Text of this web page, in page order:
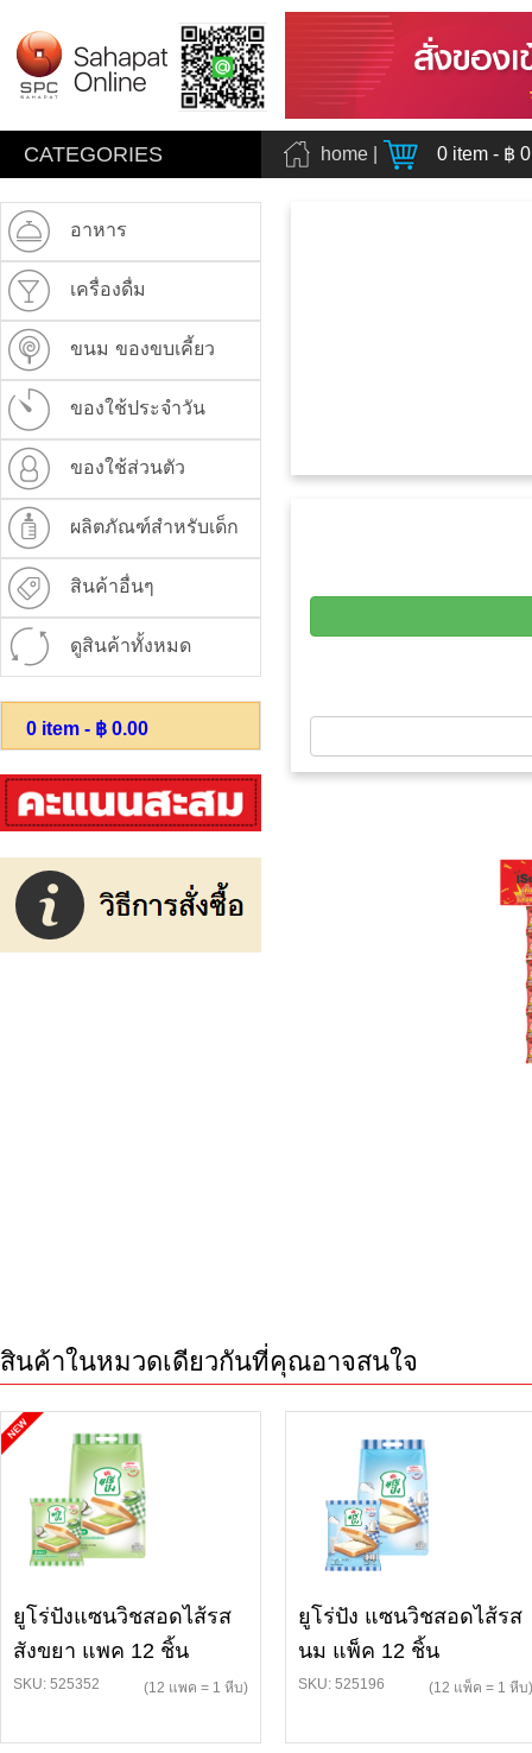
CATEGORIES home 0 item - ฿
อาหาร
เครื่องดื่ม
ขนม ของขบเคี้ยว
ของใช้ประจำวัน
ของใช้ส่วนตัว
ผลิตภัณฑ์สำหรับเด็ก
สินค้าอื่นๆ
ดูสินค้าทั้งหมด
0 item - ฿ 0.00
สินค้าในหมวดเดียวกันที่คุณอาจสนใจ
ยูโร่ปังแซนวิชสอดไส้รส
สังขยา แพค 12 ชิ้น
SKU: 525352 (12 แพค = 1 หีบ)
ยูโร่ปัง แซนวิชสอดไส้รส
นม แพ็ค 12 ชิ้น
SKU: 525196 (12 แพ็ค = 1 หีบ)